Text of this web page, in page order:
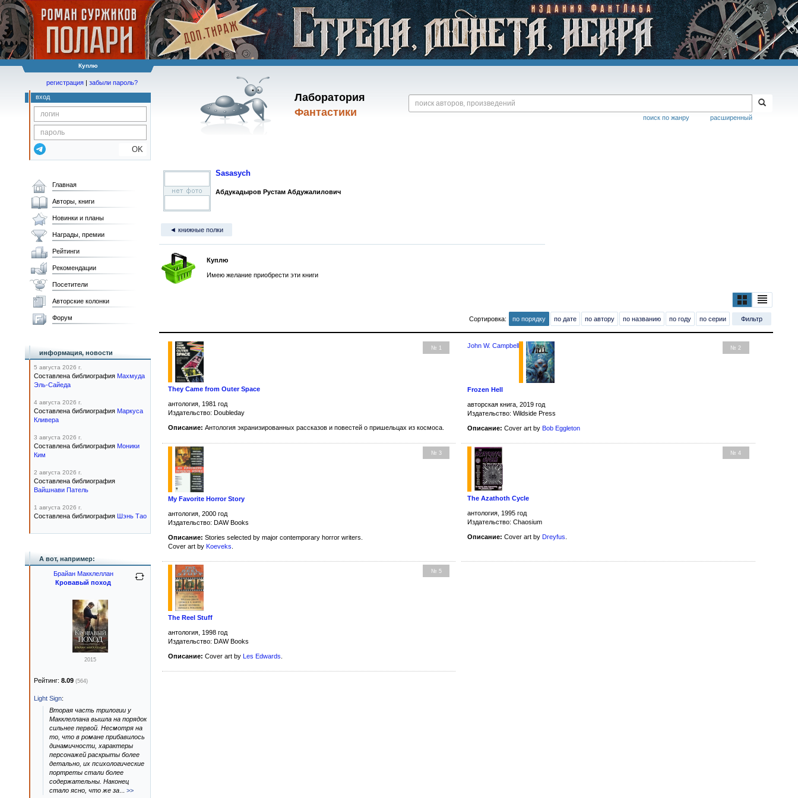
Куплю
Лаборатория
Фантастики
расширенный
поиск по жанру
регистрация | забыли пароль?
вход
OK
Sasasych
Абдукадыров Рустам Абдужалилович
◄ книжные полки
Куплю
Имею желание приобрести эти книги
Сортировка: по порядку по дате по автору по названию по году по серии Фильтр
№ 1
They Came from Outer Space
антология, 1981 год
Издательство: Doubleday
Описание: Антология экранизированных рассказов и повестей о пришельцах из космоса.
№ 2
John W. Campbell
Frozen Hell
авторская книга, 2019 год
Издательство: Wildside Press
Описание: Cover art by Bob Eggleton
№ 3
My Favorite Horror Story
антология, 2000 год
Издательство: DAW Books
Описание: Stories selected by major contemporary horror writers.
Cover art by Koeveks.
№ 4
The Azathoth Cycle
антология, 1995 год
Издательство: Chaosium
Описание: Cover art by Dreyfus
№ 5
The Reel Stuff
антология, 1998 год
Издательство: DAW Books
Описание: Cover art by Les Edwards
Главная
Авторы, книги
Новинки и планы
Награды, премии
Рейтинги
Рекомендации
Посетители
Авторские колонки
Форум
информация, новости
5 августа 2026 г.
Составлена библиография Махмуда
Эль-Сайеда
4 августа 2026 г.
Составлена библиография Маркуса
Кливера
3 августа 2026 г.
Составлена библиография Моники
Ким
2 августа 2026 г.
Составлена библиография
Вайшнави Патель
1 августа 2026 г.
Составлена библиография Шэнь Тао
А вот, например:
Брайан Макклеллан
Кровавый поход
2015
Рейтинг: 8.09 (564)
Light Sign:
Вторая часть трилогии у
Макклеллана вышла на порядок
сильнее первой. Несмотря на
то, что в романе прибавилось
динамичности, характеры
персонажей раскрыты более
детально, их психологические
портреты стали более
содержательны. Наконец
стало ясно, что же за
>>